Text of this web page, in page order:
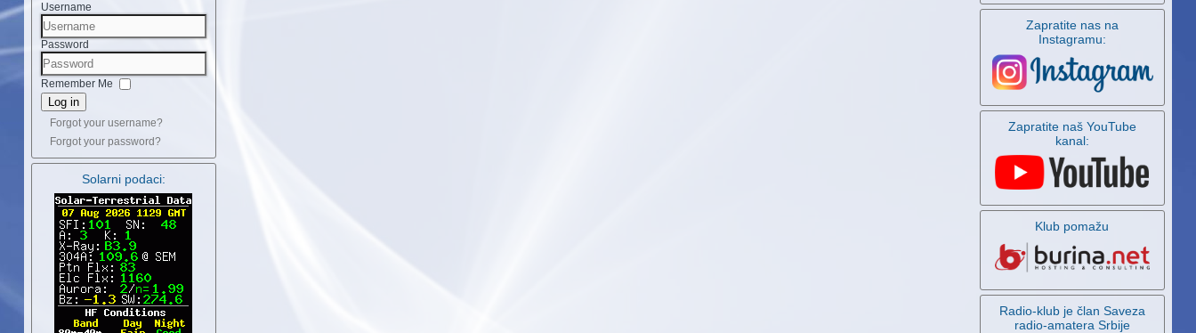
Username
Password
Remember Me
Log in
Forgot your username?
Forgot your password?
Solarni podaci:
Zapratite nas na
Instagramu:
Zapratite naš YouTube
kanal:
Klub pomažu
Radio-klub je član Saveza
radio-amatera Srbije